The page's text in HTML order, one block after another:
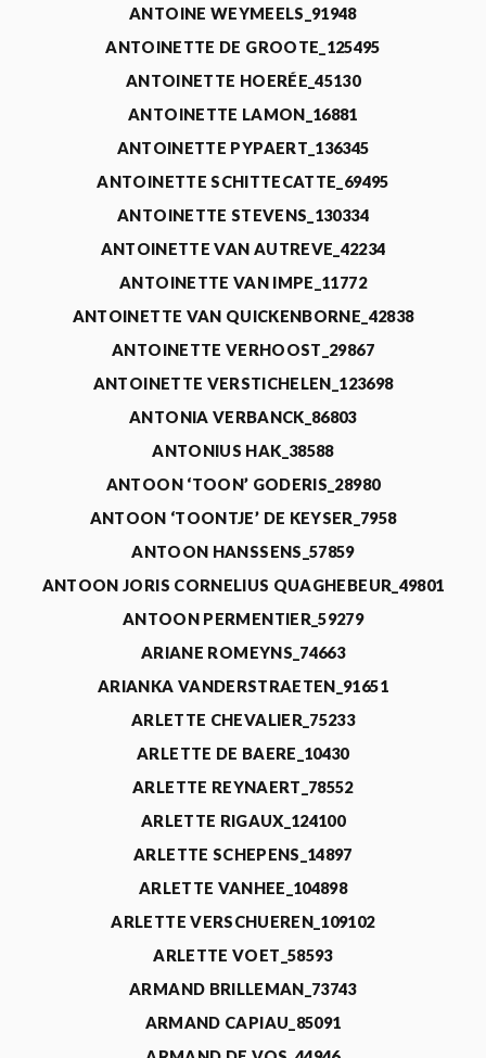
ANTOINE WEYMEELS_91948
ANTOINETTE DE GROOTE_125495
ANTOINETTE HOERÉE_45130
ANTOINETTE LAMON_16881
ANTOINETTE PYPAERT_136345
ANTOINETTE SCHITTECATTE_69495
ANTOINETTE STEVENS_130334
ANTOINETTE VAN AUTREVE_42234
ANTOINETTE VAN IMPE_11772
ANTOINETTE VAN QUICKENBORNE_42838
ANTOINETTE VERHOOST_29867
ANTOINETTE VERSTICHELEN_123698
ANTONIA VERBANCK_86803
ANTONIUS HAK_38588
ANTOON ‘TOON’ GODERIS_28980
ANTOON ‘TOONTJE’ DE KEYSER_7958
ANTOON HANSSENS_57859
ANTOON JORIS CORNELIUS QUAGHEBEUR_49801
ANTOON PERMENTIER_59279
ARIANE ROMEYNS_74663
ARIANKA VANDERSTRAETEN_91651
ARLETTE CHEVALIER_75233
ARLETTE DE BAERE_10430
ARLETTE REYNAERT_78552
ARLETTE RIGAUX_124100
ARLETTE SCHEPENS_14897
ARLETTE VANHEE_104898
ARLETTE VERSCHUEREN_109102
ARLETTE VOET_58593
ARMAND BRILLEMAN_73743
ARMAND CAPIAU_85091